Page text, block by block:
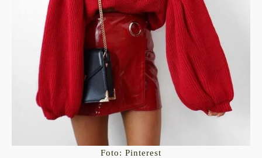
Foto: Pinterest